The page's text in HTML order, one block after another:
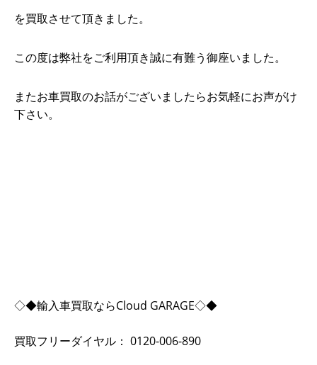
を買取させて頂きました。
この度は弊社をご利用頂き誠に有難う御座いました。
またお車買取のお話がございましたらお気軽にお声がけ
下さい。
◇◆輸入車買取ならCloud GARAGE◇◆
買取フリーダイヤル： 0120-006-890